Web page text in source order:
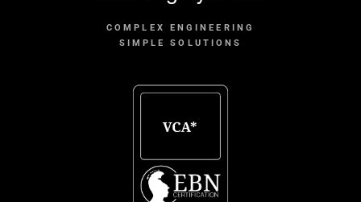
COMPLEX ENGINEERING
SIMPLE SOLUTIONS